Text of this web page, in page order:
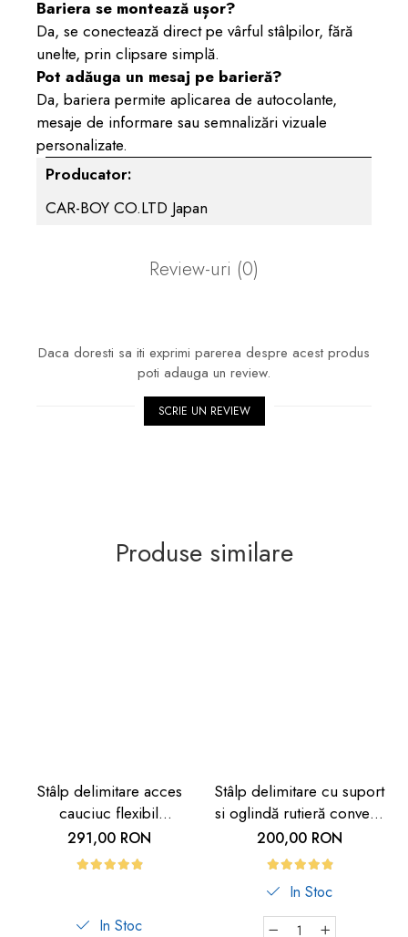
Bariera se montează ușor?
Da, se conectează direct pe vârful stâlpilor, fără
unelte, prin clipsare simplă.
Pot adăuga un mesaj pe barieră?
Da, bariera permite aplicarea de autocolante,
mesaje de informare sau semnalizări vizuale
personalizate.
Producator:
CAR-BOY CO.LTD Japan
Review-uri (0)
Daca doresti sa iti exprimi parerea despre acest produs
poti adauga un review.
SCRIE UN REVIEW
Produse similare
Stâlp delimitare acces
cauciuc flexibil
250x1280x60 mm
291,00 RON
In Stoc
Stâlp delimitare cu suport
si oglindă rutieră convexă
– siguranță trafic
200,00 RON
In Stoc